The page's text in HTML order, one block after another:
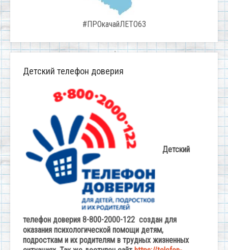
#ПРОкачайЛЕТО63
Детский телефон доверия
Детский
телефон доверия 8-800-2000-122 создан для
оказания психологической помощи детям,
подросткам и их родителям в трудных жизненных